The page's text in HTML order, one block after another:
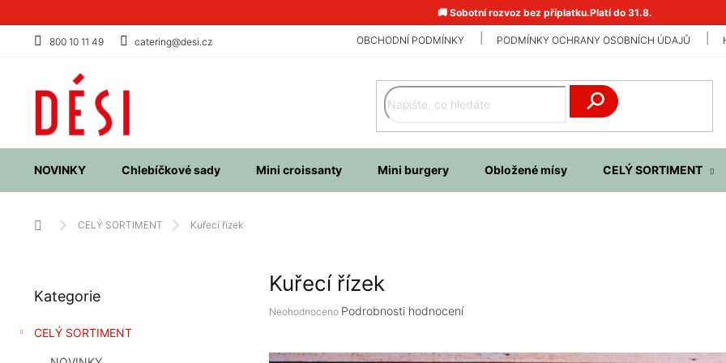
na
🚚 Sobotní rozvoz bez příplatku.Platí do 31.8.
800 10 11 49 catering@desi.cz OBCHODNÍ PODMÍNKY PODMÍNKY OCHRANY OSOBNÍCH ÚDAJŮ
NOVINKY Chlebíčkové sady Mini croissanty Mini burgery Obložené mísy CELÝ SORTIMENT
Domů CELÝ SORTIMENT Kuřecí řízek
s
r
kategorie
Kategorie
CELÝ SORTIMENT
Kuřecí řízek
Průměrné
je
Neohodnoceno Podrobnosti hodnocení